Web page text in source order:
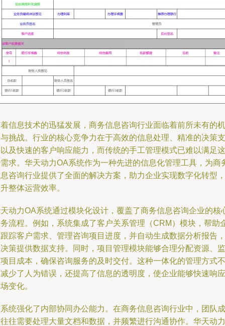
信息技术的迅猛发展，商务信息咨询行业面临着前所未有的机
挑战。行业的核心竞争力在于高效的信息处理、精准的决策支
及快速的客户响应能力，而传统的手工管理模式已难以满足这
求。华天动力OA系统作为一种先进的信息化管理工具，为商
咨询行业提供了全面的解决方案，助力企业实现数字化转型，
整体运营效率。
动力OA系统通过模块化设计，覆盖了商务信息咨询企业的核
流程。例如，系统集成了客户关系管理（CRM）模块，帮助
踪客户需求、管理咨询项目进度，并自动生成数据分析报告，
策提供数据支持。同时，项目管理模块能够合理分配资源、监
目成本，确保咨询服务的及时交付。这种一体化的管理方式不
少了人为错误，还提高了信息的透明度，使企业能够快速响应
变化。
统强化了内部协同办公能力。在商务信息咨询行业中，团队成
往需要处理大量文档和数据，并频繁进行沟通协作。华天动力